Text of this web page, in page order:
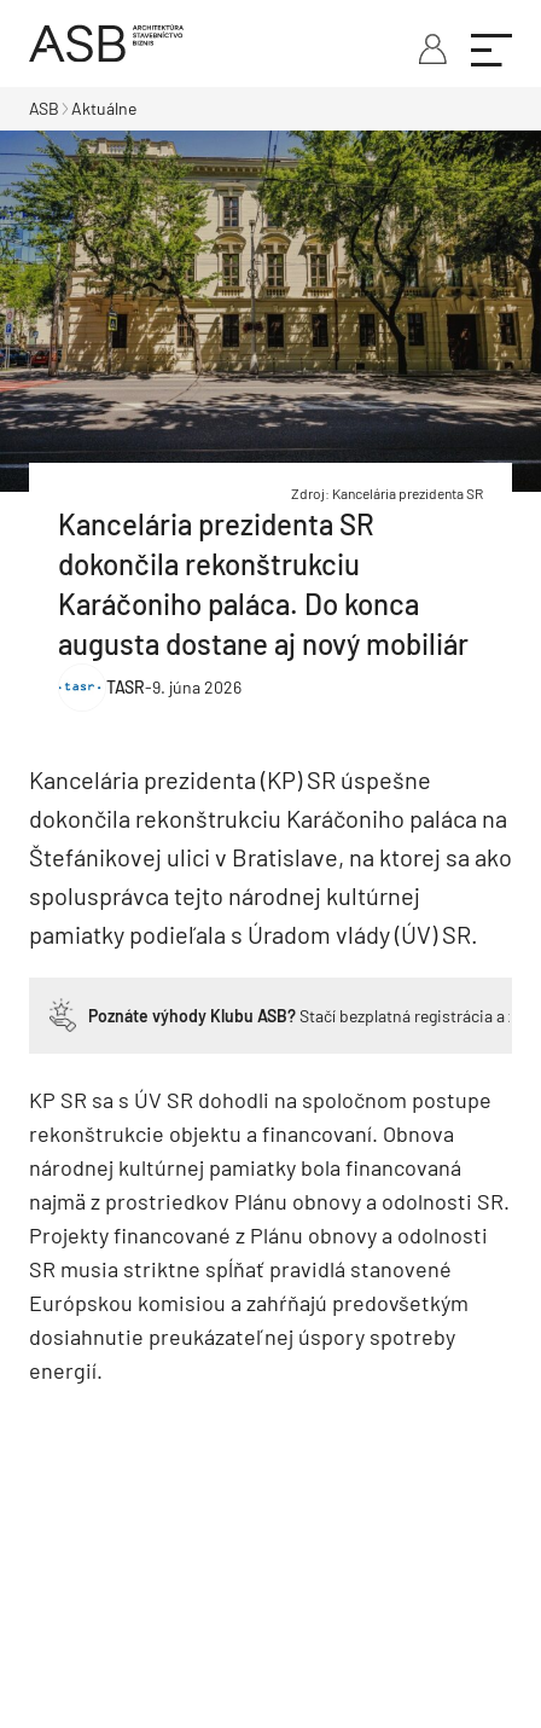
ASB Aktuálne
Zdroj: Kancelária prezidenta SR
Kancelária prezidenta SR
dokončila rekonštrukciu
Karáčoniho paláca. Do konca
augusta dostane aj nový mobiliár
TASR-9. júna 2026
Kancelária prezidenta (KP) SR úspešne
dokončila rekonštrukciu Karáčoniho paláca na
Štefánikovej ulici v Bratislave, na ktorej sa ako
spolusprávca tejto národnej kultúrnej
pamiatky podieľala s Úradom vlády (ÚV) SR.
Poznáte výhody Klubu ASB?Stačí bezplatná registrácia a
KP SR sa s ÚV SR dohodli na spoločnom postupe
rekonštrukcie objektu a financovaní. Obnova
národnej kultúrnej pamiatky bola financovaná
najmä z prostriedkov Plánu obnovy a odolnosti SR.
Projekty financované z Plánu obnovy a odolnosti
SR musia striktne spĺňať pravidlá stanovené
Európskou komisiou a zahŕňajú predovšetkým
dosiahnutie preukázateľnej úspory spotreby
energií.